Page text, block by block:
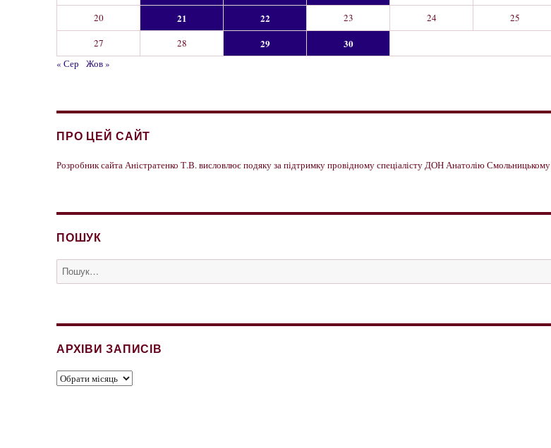
20
21 22 23 24 25
27
28 29 30
« Сер Жов »
ПРО ЦЕЙ САЙТ
Розробник сайта Аністратенко Т.В. висловлює подяку за підтримку провідному спеціалісту ДОН Анатолію Смольницькому
ПОШУК
Пошук
за
АРХІВИ ЗАПИСІВ
Архіви